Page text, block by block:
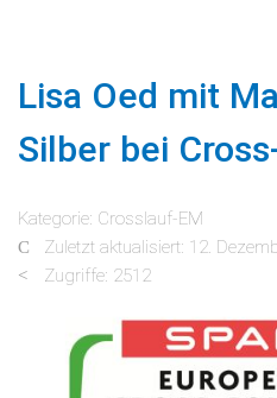
Lisa Oed mit
Silber bei
Kategorie: Crosslauf-EM
Zuletzt aktualisiert: 12.
Zugriffe: 2512